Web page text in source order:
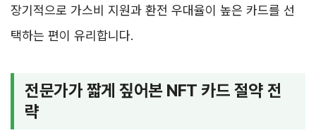
장기적으로 가스비 지원과 환전 우대율이 높은 카드를 선
택하는 편이 유리합니다.
전문가가 짧게 짚어본 NFT 카드 절약 전
략